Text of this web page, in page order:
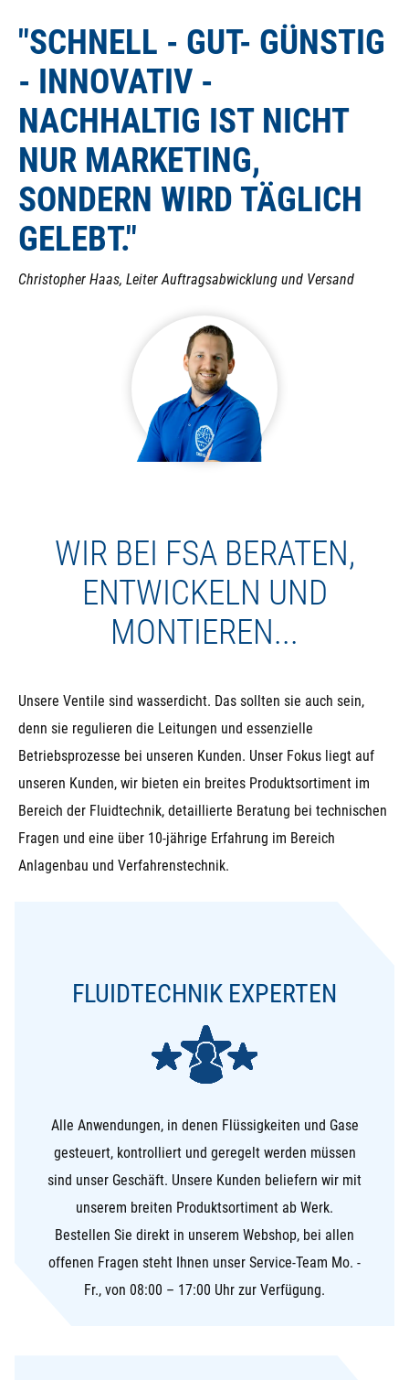
"SCHNELL - GUT- GÜNSTIG
- INNOVATIV -
NACHHALTIG IST NICHT
NUR MARKETING,
SONDERN WIRD TÄGLICH
GELEBT."
Christopher Haas, Leiter Auftragsabwicklung und Versand
WIR BEI FSA BERATEN,
ENTWICKELN UND
MONTIEREN...
Unsere Ventile sind wasserdicht. Das sollten sie auch sein,
denn sie regulieren die Leitungen und essenzielle
Betriebsprozesse bei unseren Kunden. Unser Fokus liegt auf
unseren Kunden, wir bieten ein breites Produktsortiment im
Bereich der Fluidtechnik, detaillierte Beratung bei technischen
Fragen und eine über 10-jährige Erfahrung im Bereich
Anlagenbau und Verfahrenstechnik.
FLUIDTECHNIK EXPERTEN
Alle Anwendungen, in denen Flüssigkeiten und Gase
gesteuert, kontrolliert und geregelt werden müssen
sind unser Geschäft. Unsere Kunden beliefern wir mit
unserem breiten Produktsortiment ab Werk.
Bestellen Sie direkt in unserem Webshop, bei allen
offenen Fragen steht Ihnen unser Service-Team Mo. -
Fr., von 08:00 – 17:00 Uhr zur Verfügung.